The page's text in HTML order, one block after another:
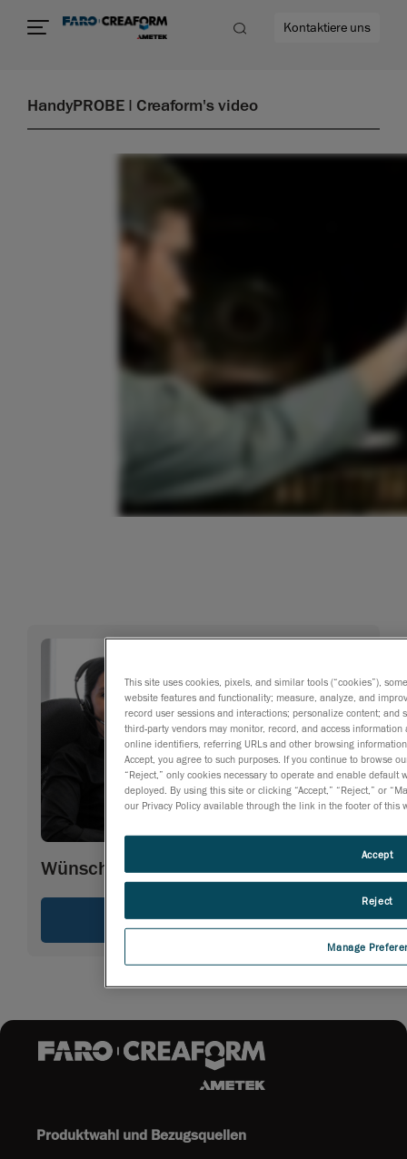
Kontaktiere uns
HandyPROBE | Creaform's video
Wünschen Sie weitere Informationen
Expertenrat
Produktwahl und Bezugsquellen
This site uses cookies, pixels, and similar tools (“cookies”),
website features and functionality; measure, analyze, and
record user sessions and interactions; personalize content;
third-party vendors may monitor, record, and access
online identifiers, referring URLs and other browsing
Accept, you agree to such purposes. If you continue to browse
“Reject,” only cookies necessary to operate and enable
deployed. By using this site or clicking “Accept,” “Reject,” or
our Privacy Policy available through the link in the footer of this
Manage
Reject
Accept